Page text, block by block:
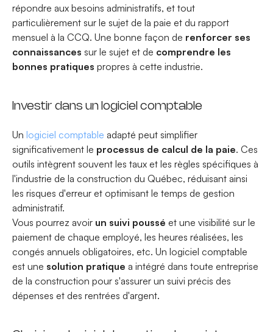
répondre aux besoins administratifs, et tout
particulièrement sur le sujet de la paie et du rapport
mensuel à la CCQ. Une bonne façon de renforcer ses
connaissances sur le sujet et de comprendre les
bonnes pratiques propres à cette industrie.
Investir dans un logiciel comptable
Un logiciel comptable adapté peut simplifier
significativement le processus de calcul de la paie. Ces
outils intègrent souvent les taux et les règles spécifiques à
l'industrie de la construction du Québec, réduisant ainsi
les risques d'erreur et optimisant le temps de gestion
administratif.
Vous pourrez avoir un suivi poussé et une visibilité sur le
paiement de chaque employé, les heures réalisées, les
congés annuels obligatoires, etc. Un logiciel comptable
est une solution pratique a intégré dans toute entreprise
de la construction pour s'assurer un suivi précis des
dépenses et des rentrées d'argent.